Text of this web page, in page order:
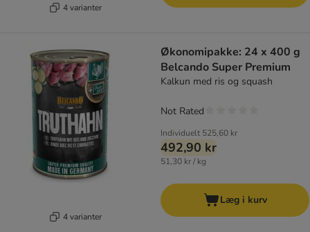
4 varianter
4 varianter
Økonomipakke: 24 x 400 g
Belcando Super Premium
Kalkun med ris og squash
Individuelt 525,60 kr
492,90 kr
51,30 kr / kg
Not Rated
Læg i kurv